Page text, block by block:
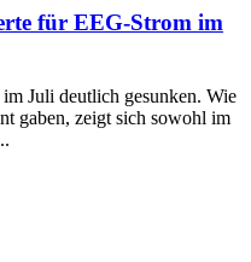
für EEG-Strom im
Juli deutlich gesunken. Wie
gaben, zeigt sich sowohl im